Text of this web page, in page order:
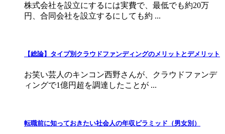
株式会社を設立にするには実費で、最低でも約20万
円、合同会社を設立するにしても約 ...
【総論】タイプ別クラウドファンディングのメリットとデメリット
お笑い芸人のキンコン西野さんが、クラウドファンデ
ィングで1億円超を調達したことが ...
転職前に知っておきたい社会人の年収ピラミッド（男女別）